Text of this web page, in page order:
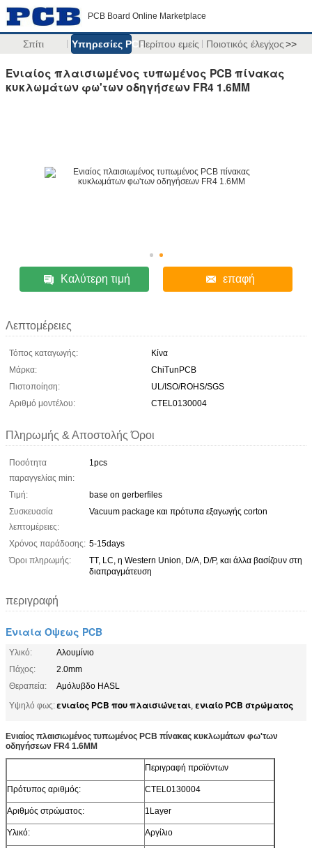
PCB Board Online Marketplace
Σπίτι Υπηρεσίες PCBΠερίπου εμείς Ποιοτικός έλεγχος>>
Ενιαίος πλαισιωμένος τυπωμένος PCB πίνακας
κυκλωμάτων φω'των οδηγήσεων FR4 1.6MM
Καλύτερη τιμή επαφή
Λεπτομέρειες
Τόπος καταγωγής:
Κίνα
Μάρκα:
ChiTunPCB
Πιστοποίηση:
UL/ISO/ROHS/SGS
Αριθμό μοντέλου:
CTEL0130004
Πληρωμής & Αποστολής Όροι
Ποσότητα
παραγγελίας min:
1pcs
Τιμή:
base on gerberfiles
Συσκευασία
λεπτομέρειες:
Vacuum package και πρότυπα εξαγωγής corton
Χρόνος παράδοσης: 5-15days
Όροι πληρωμής:
TT, LC, η Western Union, D/A, D/P, και άλλα βασίζουν στη
διαπραγμάτευση
περιγραφή
Ενιαία Όψεως PCB
Υλικό:
Αλουμίνιο
Πάχος:
2.0mm
Θεραπεία:
Αμόλυβδο HASL
Υψηλό φως:ενιαίος PCB που πλαισιώνεται, ενιαίο PCB στρώματος
Ενιαίος πλαισιωμένος τυπωμένος PCB πίνακας κυκλωμάτων φω'των
οδηγήσεων FR4 1.6MM
Περιγραφή προϊόντων
Πρότυπος αριθμός: CTEL0130004
Αριθμός στρώματος: 1Layer
Υλικό: Αργίλιο